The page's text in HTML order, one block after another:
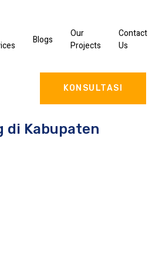
Blogs
Our
Projects
Contact
Us
KONSULTASI
di Kabupaten